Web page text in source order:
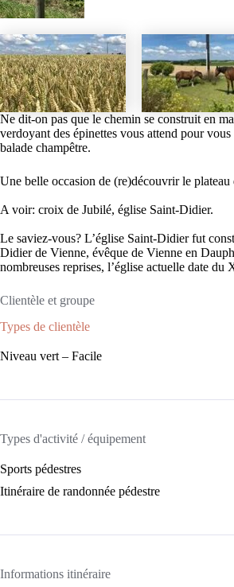
Ne dit-on pas que le chemin se construit en
verdoyant des épinettes vous attend pour
balade champêtre.
Une belle occasion de (re)découvrir le plateau
A voir: croix de Jubilé, église Saint-Didier.
Le saviez-vous? L’église Saint-Didier fut
Didier de Vienne, évêque de Vienne en
nombreuses reprises, l’église actuelle date du
Clientèle et groupe
Types de clientèle
Niveau vert – Facile
Types d'activité / équipement
Sports pédestres
Itinéraire de randonnée pédestre
Informations itinéraire